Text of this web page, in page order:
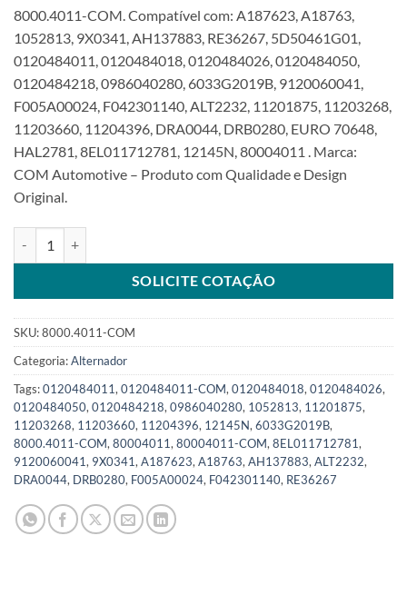
8000.4011-COM. Compatível com: A187623, A18763,
1052813, 9X0341, AH137883, RE36267, 5D50461G01,
0120484011, 0120484018, 0120484026, 0120484050,
0120484218, 0986040280, 6033G2019B, 9120060041,
F005A00024, F042301140, ALT2232, 11201875, 11203268,
11203660, 11204396, DRA0044, DRB0280, EURO 70648,
HAL2781, 8EL011712781, 12145N, 80004011 . Marca:
COM Automotive – Produto com Qualidade e Design
Original.
SOLICITE COTAÇÃO
SKU:8000.4011-COM
Categoria:Alternador
Tags:0120484011, 0120484011-COM, 0120484018, 0120484026,
0120484050, 0120484218, 0986040280, 1052813, 11201875,
11203268, 11203660, 11204396, 12145N, 6033G2019B,
8000.4011-COM, 80004011, 80004011-COM, 8EL011712781,
9120060041, 9X0341, A187623, A18763, AH137883, ALT2232,
DRA0044, DRB0280, F005A00024, F042301140, RE36267